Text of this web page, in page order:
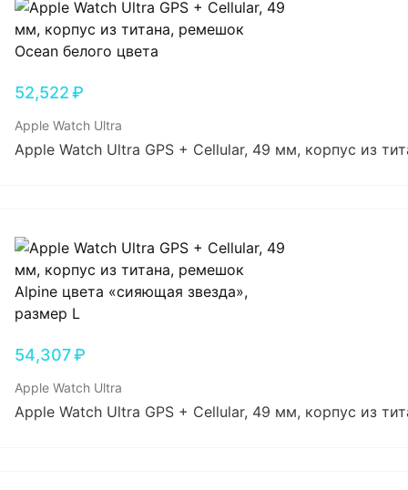
52,522₽
Apple Watch Ultra
Apple Watch Ultra GPS + Cellular, 49 мм, корпус из
54,307₽
Apple Watch Ultra
Apple Watch Ultra GPS + Cellular, 49 мм, корпус из